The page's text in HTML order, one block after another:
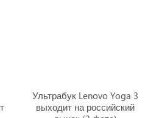
Ультрабук Lenovo Yoga 3
выходит на российский